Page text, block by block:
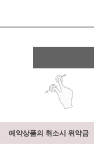
예약상품의 취소시 위약금